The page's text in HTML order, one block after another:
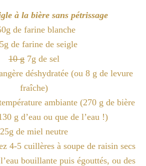
à la bière sans pétrissage
de farine blanche
de farine de seigle
10 g 7g de sel
déshydratée (ou 8 g de levure
fraîche)
ambiante (270 g de bière
g d’eau ou que de l’eau !)
25g de miel neutre
4-5 cuillères à soupe de raisin secs
bouillante puis égouttés, ou des